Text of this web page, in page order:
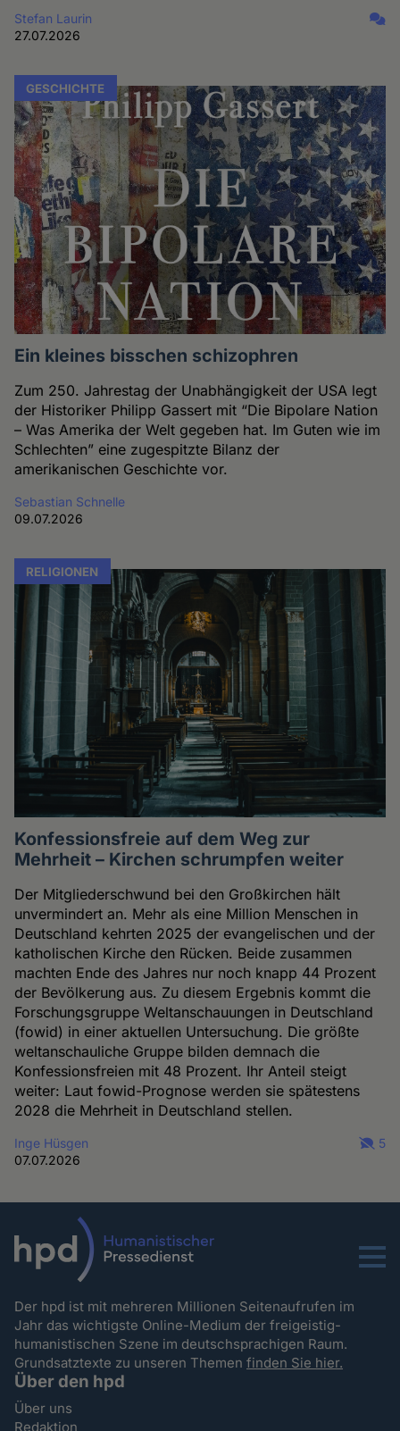
Stefan Laurin
27.07.2026
GESCHICHTE
Ein kleines bisschen schizophren
Zum 250. Jahrestag der Unabhängigkeit der USA legt
der Historiker Philipp Gassert mit “Die Bipolare Nation
– Was Amerika der Welt gegeben hat. Im Guten wie im
Schlechten” eine zugespitzte Bilanz der
amerikanischen Geschichte vor.
Sebastian Schnelle
09.07.2026
RELIGIONEN
Konfessionsfreie auf dem Weg zur
Mehrheit – Kirchen schrumpfen weiter
Der Mitgliederschwund bei den Großkirchen hält
unvermindert an. Mehr als eine Million Menschen in
Deutschland kehrten 2025 der evangelischen und der
katholischen Kirche den Rücken. Beide zusammen
machten Ende des Jahres nur noch knapp 44 Prozent
der Bevölkerung aus. Zu diesem Ergebnis kommt die
Forschungsgruppe Weltanschauungen in Deutschland
(fowid) in einer aktuellen Untersuchung. Die größte
weltanschauliche Gruppe bilden demnach die
Konfessionsfreien mit 48 Prozent. Ihr Anteil steigt
weiter: Laut fowid-Prognose werden sie spätestens
2028 die Mehrheit in Deutschland stellen.
Inge Hüsgen
07.07.2026
5
Menu
Der hpd ist mit mehreren Millionen Seitenaufrufen im
Jahr das wichtigste Online-Medium der freigeistig-
humanistischen Szene im deutschsprachigen Raum.
Grundsatztexte zu unseren Themenfinden Sie hier.
Über den hpd
Über uns
Redaktion